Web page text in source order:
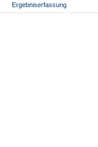
Ergebniserfassung